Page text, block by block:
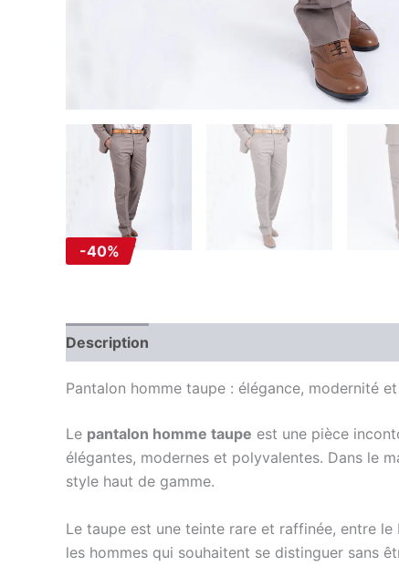
-40%
Description
Pantalon homme taupe : élégance, modernité
Le pantalon homme taupe est une pièce
élégantes, modernes et polyvalentes. Dans le
style haut de gamme.
Le taupe est une teinte rare et raffinée, entre
les hommes qui souhaitent se distinguer sans